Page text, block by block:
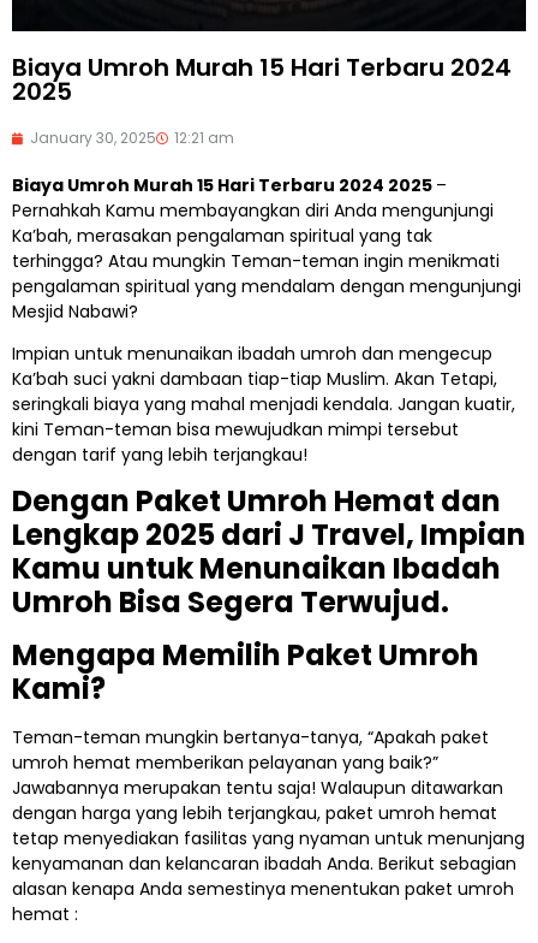
Biaya Umroh Murah 15 Hari Terbaru 2024
2025
January 30, 2025 12:21 am
Biaya Umroh Murah 15 Hari Terbaru 2024 2025 –
Pernahkah Kamu membayangkan diri Anda mengunjungi
Ka’bah, merasakan pengalaman spiritual yang tak
terhingga? Atau mungkin Teman-teman ingin menikmati
pengalaman spiritual yang mendalam dengan mengunjungi
Mesjid Nabawi?
Impian untuk menunaikan ibadah umroh dan mengecup
Ka’bah suci yakni dambaan tiap-tiap Muslim. Akan Tetapi,
seringkali biaya yang mahal menjadi kendala. Jangan kuatir,
kini Teman-teman bisa mewujudkan mimpi tersebut
dengan tarif yang lebih terjangkau!
Dengan Paket Umroh Hemat dan
Lengkap 2025 dari J Travel, Impian
Kamu untuk Menunaikan Ibadah
Umroh Bisa Segera Terwujud.
Mengapa Memilih Paket Umroh
Kami?
Teman-teman mungkin bertanya-tanya, “Apakah paket
umroh hemat memberikan pelayanan yang baik?”
Jawabannya merupakan tentu saja! Walaupun ditawarkan
dengan harga yang lebih terjangkau, paket umroh hemat
tetap menyediakan fasilitas yang nyaman untuk menunjang
kenyamanan dan kelancaran ibadah Anda. Berikut sebagian
alasan kenapa Anda semestinya menentukan paket umroh
hemat :